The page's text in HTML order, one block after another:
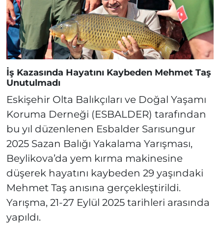
İş Kazasında Hayatını Kaybeden Mehmet Taş
Unutulmadı
Eskişehir Olta Balıkçıları ve Doğal Yaşamı
Koruma Derneği (ESBALDER) tarafından
bu yıl düzenlenen Esbalder Sarısungur
2025 Sazan Balığı Yakalama Yarışması,
Beylikova’da yem kırma makinesine
düşerek hayatını kaybeden 29 yaşındaki
Mehmet Taş anısına gerçekleştirildi.
Yarışma, 21-27 Eylül 2025 tarihleri arasında
yapıldı.